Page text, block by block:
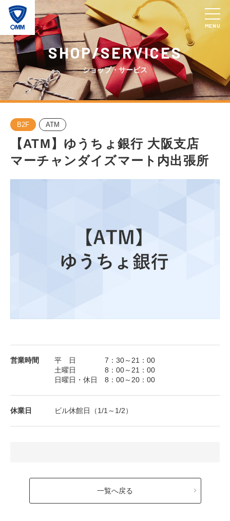
MENU
SHOP/SERVICES
ショップ・サービス
B2F ATM
【ATM】ゆうちょ銀行 大阪支店
マーチャンダイズマート内出張所
営業時間
平 日 7：30～21：00
土曜日 8：00～21：00
日曜日・休日 8：00～20：00
休業⽇ ビル休館日（1/1～1/2）
一覧へ戻る